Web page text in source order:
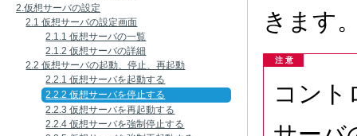
2.仮想サーバの設定
2.1 仮想サーバの設定画面
2.1.1 仮想サーバの一覧
2.1.2 仮想サーバの詳細
2.2 仮想サーバの起動、停止、再起動
2.2.1 仮想サーバを起動する
2.2.2 仮想サーバを停止する
2.2.3 仮想サーバを再起動する
2.2.4 仮想サーバを強制停止する
きます
注 意
コント